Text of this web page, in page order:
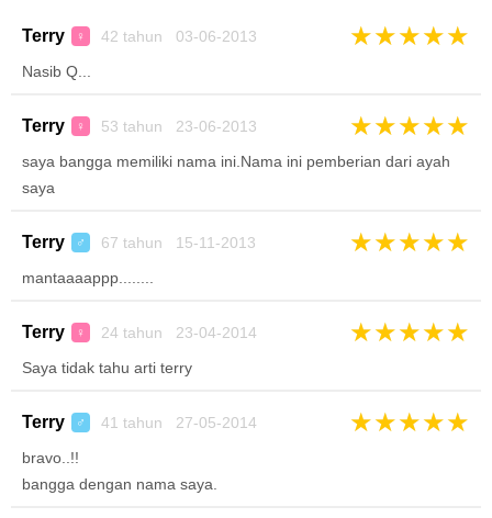
Terry ♀ 42 tahun 03-06-2013 ★★★★★
Nasib Q...
Terry ♀ 53 tahun 23-06-2013 ★★★★★
saya bangga memiliki nama ini.Nama ini pemberian dari ayah
saya
Terry ♂ 67 tahun 15-11-2013 ★★★★★
mantaaaappp........
Terry ♀ 24 tahun 23-04-2014 ★★★★★
Saya tidak tahu arti terry
Terry ♂ 41 tahun 27-05-2014 ★★★★★
bravo..!!
bangga dengan nama saya.